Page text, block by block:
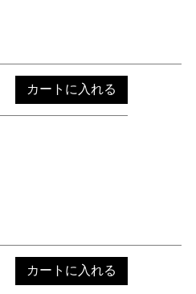
カートに入れる
カートに入れる